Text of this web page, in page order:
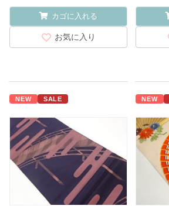
カゴに入れる
お気に入り
NEW SALE NEW